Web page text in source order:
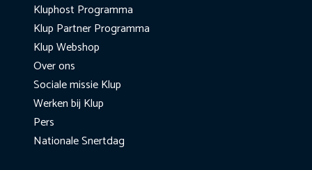
Kluphost Programma
Klup Partner Programma
Klup Webshop
Over ons
Sociale missie Klup
Werken bij Klup
Pers
Nationale Snertdag